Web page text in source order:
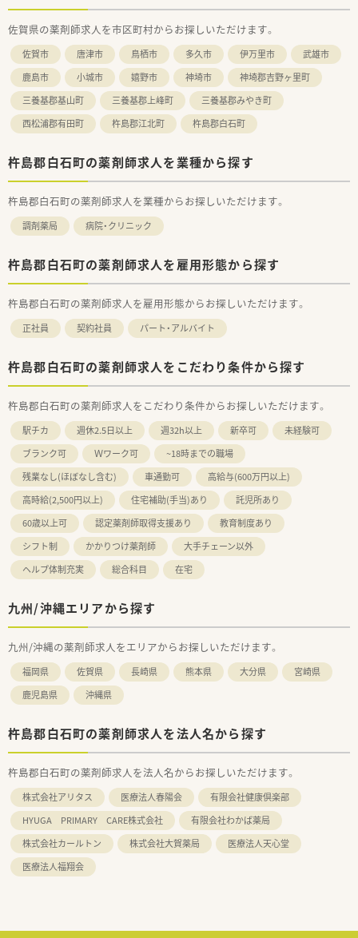
■結婚・出産・育児において様々な休暇・祝金制度を設けておりま
す。
■全社員リフレッシュ休暇で年1回、連続5日間の休暇取得が可
能です。
■「子育てサポート企業」として、厚生労働大臣の認定を受けた
証でかつ継続的な促進をしている「プラチナくるみんマーク」の
認定を受けております。
■全店舗「調剤・監査・投薬」の流れのルールが統一されているた
■パートの方も勤務実績に準じて法定通りの有給休暇がござい
＜学べる研修制度＞
■外来がん認定薬剤師や漢方専門薬剤師も在籍しています。
■外来がん認定、糖尿病や在宅をケアする専門薬剤師を育てるプ
ど、様々な活動を行っています。
■オンラインにて朝8:00～8:15から30分実施。家事や通勤中な
ど「ながら研修」で参加が可能です。
■外来がん専門薬剤師2名による薬剤師を鍛える「マッスル研
修」、専属薬剤師による「漢方研修」、各店舗持ち回りで実施する
「専門科目研修」などがあります。
佐賀県の薬剤師求人を市区町村からお探しいただけます。
佐賀市 唐津市 鳥栖市 多久市 伊万里市
武雄市
鹿島市
小城市 嬉野市 神埼市
神埼郡吉野ヶ里町
三養基郡基山町
三養基郡上峰町
三養基郡みやき町
西松浦郡有田町
杵島郡江北町 杵島郡白石町
杵島郡白石町の薬剤師求人を業種から探す
杵島郡白石町の薬剤師求人を業種からお探しいただけます。
調剤薬局 病院・クリニック
杵島郡白石町の薬剤師求人を雇用形態から探す
杵島郡白石町の薬剤師求人を雇用形態からお探しいただけます。
正社員 契約社員 パート・アルバイト
杵島郡白石町の薬剤師求人をこだわり条件から探す
杵島郡白石町の薬剤師求人をこだわり条件からお探しいただけます。
駅チカ 週休2.5日以上 週32h以上 新卒可
未経験可
ブランク可
Ｗワーク可
~18時までの職場
残業なし(ほぼなし含む)
車通勤可
高給与(600万円以上)
高時給(2,500円以上)
住宅補助(手当)あり
託児所あり
60歳以上可
認定薬剤師取得支援あり
教育制度あり
シフト制
かかりつけ薬剤師
大手チェーン以外
ヘルプ体制充実
総合科目 在宅
九州/沖縄エリアから探す
九州/沖縄の薬剤師求人をエリアからお探しいただけます。
福岡県 佐賀県 長崎県 熊本県 大分県
宮崎県
鹿児島県
沖縄県
杵島郡白石町の薬剤師求人を法人名から探す
杵島郡白石町の薬剤師求人を法人名からお探しいただけます。
株式会社アリタス 医療法人春陽会
有限会社健康倶楽部
HYUGA PRIMARY CARE株式会社
有限会社わかば薬局
株式会社カールトン
株式会社大賀薬局
医療法人天心堂
医療法人福翔会